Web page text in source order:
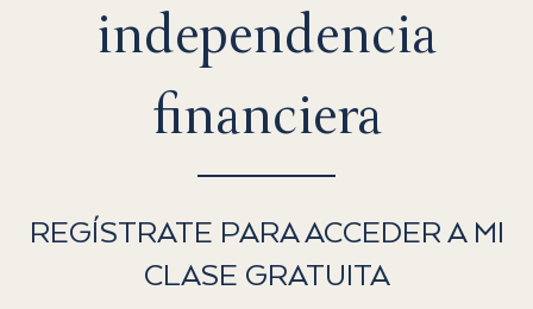
independencia
financiera​
REGÍSTRATE PARA ACCEDER A MI
CLASE GRATUITA​